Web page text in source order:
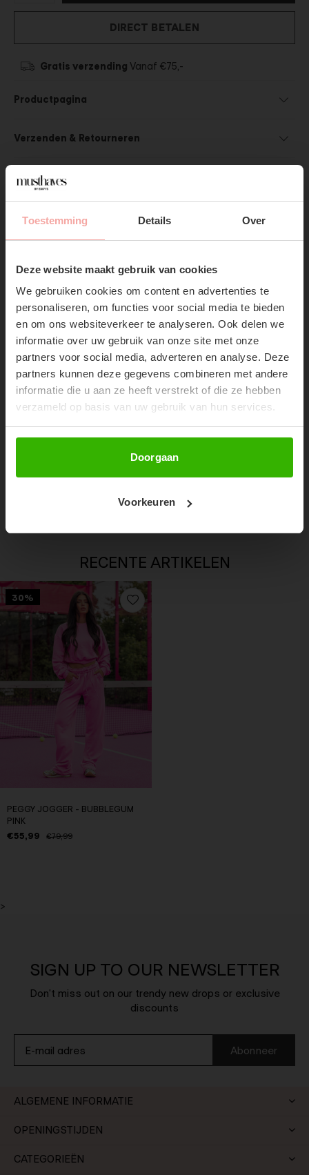
Toestemming Details Over
Deze website maakt gebruik van cookies
We gebruiken cookies om content en advertenties te
personaliseren, om functies voor social media te bieden
en om ons websiteverkeer te analyseren. Ook delen we
informatie over uw gebruik van onze site met onze
partners voor social media, adverteren en analyse. Deze
partners kunnen deze gegevens combineren met andere
informatie die u aan ze heeft verstrekt of die ze hebben
verzameld op basis van uw gebruik van hun services.
Doorgaan
Voorkeuren
SUBSCRIBE NOW & GET
10% OFF YOUR FIRST
ORDER!
Don't miss out on our trendy new drops or exclusive
DIRECT BETALEN
Gratis verzending Vanaf €75,-
Productpagina
Verzenden & Retourneren
30%
PEGGY CROPPED SWEATER -
€48,99 €69,99
RECENTE ARTIKELEN
30%
PEGGY JOGGER - BUBBLEGUM
PINK
€55,99
€79,99
>
SIGN UP TO OUR NEWSLETTER
Don't miss out on our trendy new drops or exclusive
discounts
Abonneer
ALGEMENE INFORMATIE
OPENINGSTIJDEN
CATEGORIEËN